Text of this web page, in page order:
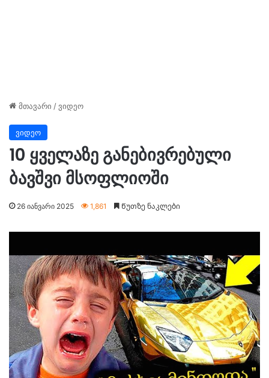
მთავარი / ვიდეო
ვიდეო
10 ყველაზე განებივრებული
ბავშვი მსოფლიოში
26 იანვარი 2025 1,861 Წუთზე ნაკლები